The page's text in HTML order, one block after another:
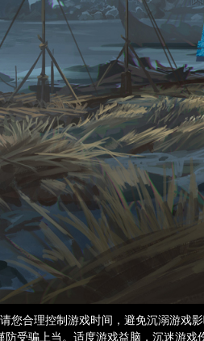
合理控制游戏时间，避免沉溺游戏
受骗上当。适度游戏益脑，沉迷游戏